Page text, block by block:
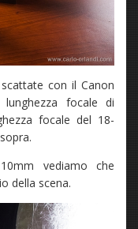
con il Canon
focale di
focale del 18-
vediamo che
della scena.